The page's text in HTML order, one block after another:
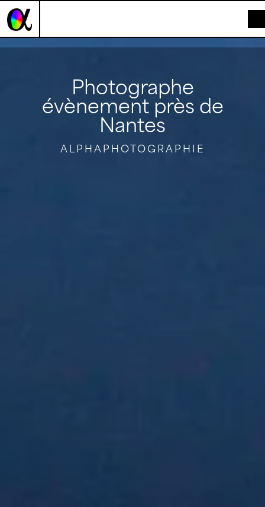
Photographe
évènement près de
Nantes
ALPHAPHOTOGRAPHIE
Panneau de gestion des cookies